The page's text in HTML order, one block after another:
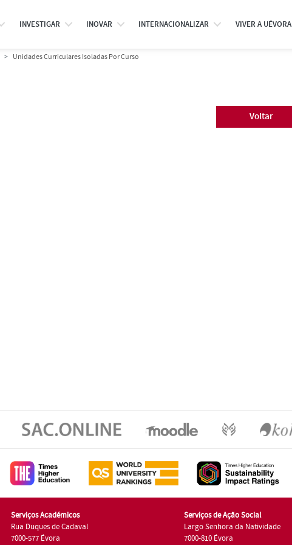
INVESTIGAR INOVAR INTERNACIONALIZAR VIVER A UÉVORA
Unidades Curriculares Isoladas Por Curso
Voltar
Serviços Académicos
Rua Duques de Cadaval
7000-577 Évora
Serviços de Ação Social
Largo Senhora da Natividade
7000-810 Évora